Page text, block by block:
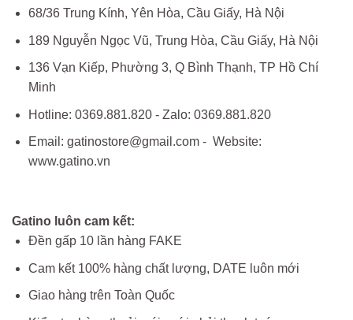
68/36 Trung Kính, Yên Hòa, Cầu Giấy, Hà Nội
189 Nguyễn Ngọc Vũ, Trung Hòa, Cầu Giấy, Hà Nội
136 Vạn Kiếp, Phường 3, Q Bình Thạnh, TP Hồ Chí
Minh
Hotline: 0369.881.820 - Zalo: 0369.881.820
Email: gatinostore@gmail.com - Website:
www.gatino.vn
Gatino luôn cam kết:
Đền gấp 10 lần hàng FAKE
Cam kết 100% hàng chất lượng, DATE luôn mới
Giao hàng trên Toàn Quốc